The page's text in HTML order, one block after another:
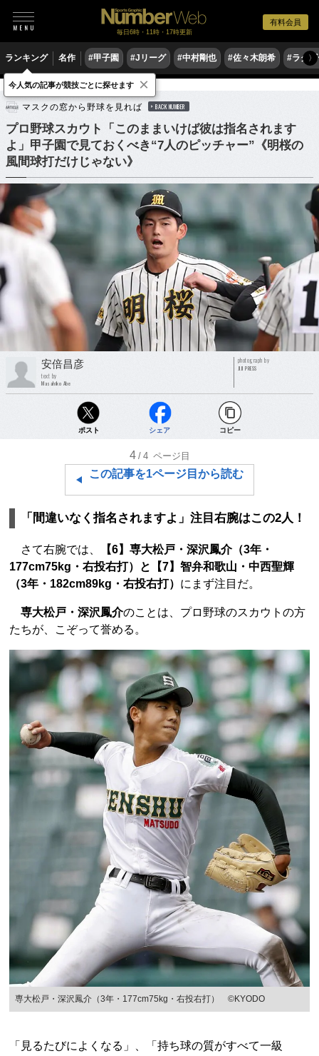
有料会員
毎日6時・11時・17時更新
ランキング 名作 #甲子園 #Jリーグ #中村剛也 #佐々木朗希 #ラグ〉
野球 高校野球 ドラフト会議
マスクの窓から野球を見れば BACK NUMBER
プロ野球スカウト「このままいけば彼は指名されます
よ」甲子園で見ておくべき“7人のピッチャー”《明桜の
風間球打だけじゃない》
安倍昌彦
text by
Masahiko Abe
photograph by
JIJI PRESS
ポスト シェア コピー
4 /4 ページ目
この記事を1ページ目から読む
「間違いなく指名されますよ」注目右腕はこの2人！
さて右腕では、
【6】専大松戸・深沢鳳介（3年・
177cm75kg・右投右打）と【7】智弁和歌山・中西聖輝
（3年・182cm89kg・右投右打） にまず注目だ。
専大松戸・深沢鳳介のことは、プロ野球のスカウトの方
たちが、こぞって誉める。
専大松戸・深沢鳳介（3年・177cm75kg・右投右打） ©KYODO
「見るたびによくなる」、「持ち球の質がすべて一級
今人気の記事が競技ごとに探せます ×